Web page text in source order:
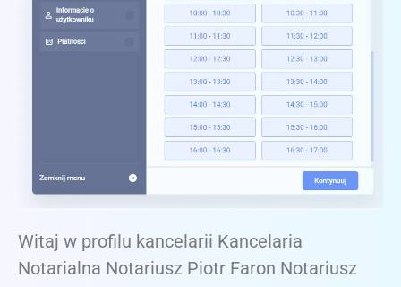
Witaj w profilu kancelarii Kancelaria
Notarialna Notariusz Piotr Faron Notariusz